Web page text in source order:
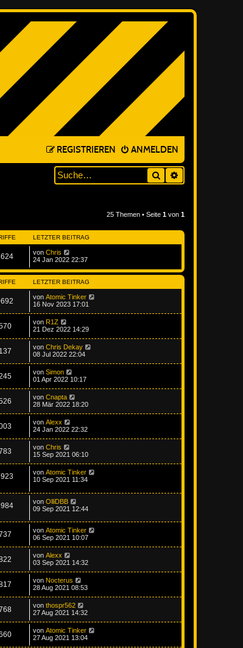
ANMELDEN
REGISTRIEREN
Suche
25 Themen • Seite 1 von 1
LETZTER BEITRAG
von Chris
24 Jan 2022 22:37
LETZTER BEITRAG
von Atomic Tinker
16 Nov 2023 17:01
von R1Z
21 Dez 2022 14:29
von Chris Dekay
08 Jul 2022 22:04
von Simon
01 Apr 2022 10:17
von Cnapta
28 Mär 2022 18:20
von Alexx
24 Jan 2022 22:32
von Chris
15 Sep 2021 06:10
von Atomic Tinker
10 Sep 2021 11:34
von OlliDBB
09 Sep 2021 12:44
von Atomic Tinker
06 Sep 2021 10:07
von Alexx
03 Sep 2021 14:32
von Nocterus
28 Aug 2021 08:53
von thospr562
27 Aug 2021 14:32
von Atomic Tinker
27 Aug 2021 13:04